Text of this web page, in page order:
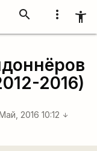
more_vert accessibility_new
search
2016)
2016 10:12 arrow_downward